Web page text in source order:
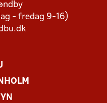
- fredag 9-16)